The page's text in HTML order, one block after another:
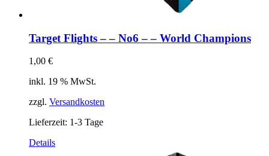
Target Flights – – No6 – – World Champions
1,00 €
inkl. 19 % MwSt.
zzgl. Versandkosten
Lieferzeit: 1-3 Tage
Details